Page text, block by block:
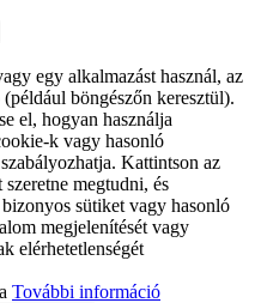
egy alkalmazást használ, az
böngészőn keresztül).
el, hogyan használja
k vagy hasonló
Kattintson az
megtudni, és
sütiket vagy hasonló
megjelenítését vagy
elérhetetlenségét
További információ